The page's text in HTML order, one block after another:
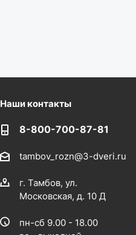
Наши контакты
8-800-700-87-81
tambov_rozn@3-dveri.ru
г. Тамбов, ул.
Московская, д. 10 Д
пн-сб 9.00 - 18.00